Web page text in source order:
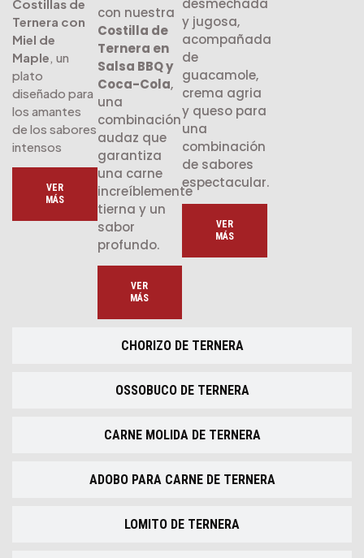
CHORIZO DE TERNERA
OSSOBUCO DE TERNERA
CARNE MOLIDA DE TERNERA
ADOBO PARA CARNE DE TERNERA
LOMITO DE TERNERA
Costillas de
Ternera con
Miel de
Maple, un
plato
diseñado para
los amantes
de los sabores
intensos
VER
MÁS
con nuestra
Costilla de
Ternera en
Salsa BBQ y
Coca-Cola,
una
combinación
audaz que
garantiza
una carne
increíblemente
tierna y un
sabor
profundo.
VER
MÁS
desmechada
y jugosa,
acompañada
de
guacamole,
crema agria
y queso para
una
combinación
de sabores
espectacular.
VER
MÁS